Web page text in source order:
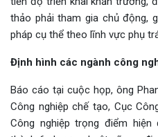
thảo phải tham gia chủ động,
pháp cụ thể theo lĩnh vực phụ
Định hình các ngành công
Báo cáo tại cuộc họp, ông
Công nghiệp chế tạo, Cục
Công nghiệp trọng điểm